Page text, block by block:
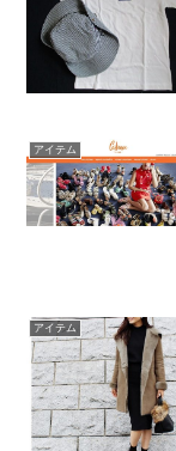
アイテム
アイテム